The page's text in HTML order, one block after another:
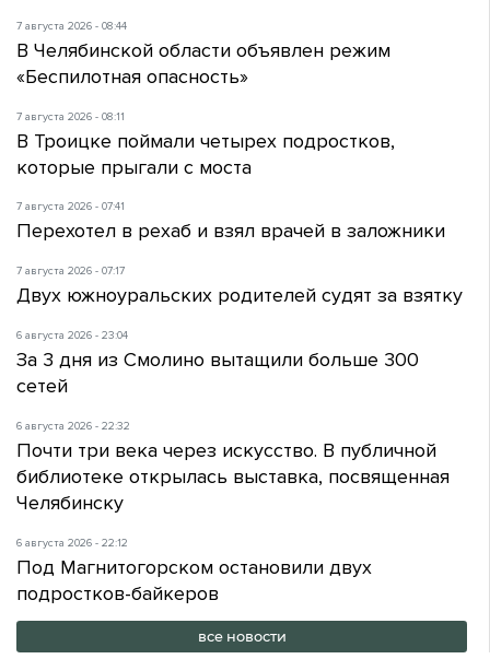
7 августа 2026 - 08:44
В Челябинской области объявлен режим
«Беспилотная опасность»
7 августа 2026 - 08:11
В Троицке поймали четырех подростков,
которые прыгали с моста
7 августа 2026 - 07:41
Перехотел в рехаб и взял врачей в заложники
7 августа 2026 - 07:17
Двух южноуральских родителей судят за взятку
6 августа 2026 - 23:04
За 3 дня из Смолино вытащили больше 300
сетей
6 августа 2026 - 22:32
Почти три века через искусство. В публичной
библиотеке открылась выставка, посвященная
Челябинску
6 августа 2026 - 22:12
Под Магнитогорском остановили двух
подростков-байкеров
все новости